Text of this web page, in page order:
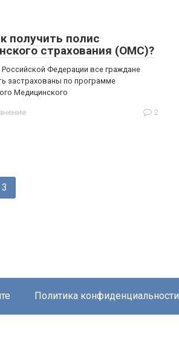
получить полис
страхования (ОМС)?
Федерации все граждане
застрахованы по программе
Медицинского
2
3
Политика конфиденциальности